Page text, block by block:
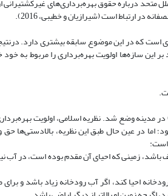
در ارتباط است (شیرازیان و خطیبی، 2016).
است که در این موضوع سابقه بیشتری دارد.
این سازه‌ها اولویت بهره‌برداری را مربوط به
مدینه وضع شد. نظریه اسلامی، اولویت
در عین حال طبق این نظریه، بالادستی‌ها حق
است:
مختلف باشد، زمینی که احیای آن مقدم بوده است، در
رودخانه احیا کند، اگر آب رودخانه زیاد باشد و